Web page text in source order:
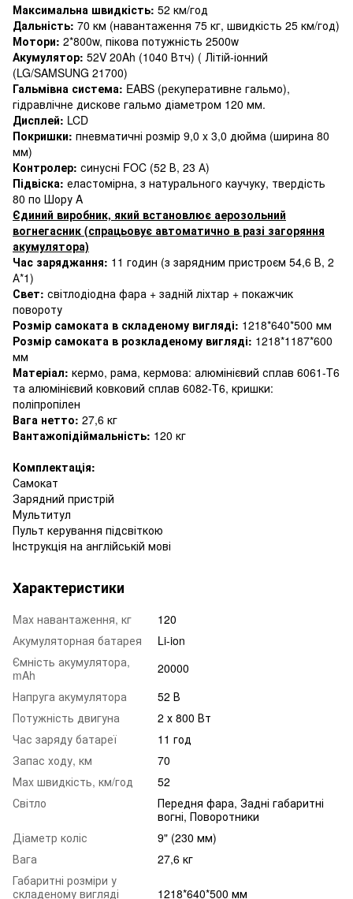
Максимальна швидкість: 52 км/год
Дальність: 70 км (навантаження 75 кг, швидкість 25 км/год)
Мотори: 2*800w, пікова потужність 2500w
Акумулятор: 52V 20Ah (1040 Втч) ( Літій-іонний
(LG/SAMSUNG 21700)
Гальмівна система: EABS (рекуперативне гальмо),
гідравлічне дискове гальмо діаметром 120 мм.
Дисплей: LCD
Покришки: пневматичні розмір 9,0 x 3,0 дюйма (ширина 80
мм)
Контролер: синусні FOC (52 В, 23 А)
Підвіска: еластомірна, з натурального каучуку, твердість
80 по Шору A
Єдиний виробник, який встановлює аерозольний
вогнегасник (спрацьовує автоматично в разі загоряння
акумулятора)
Час заряджання: 11 годин (з зарядним пристроєм 54,6 В, 2
А*1)
Свет: світлодіодна фара + задній ліхтар + покажчик
повороту
Розмір самоката в складеному вигляді: 1218*640*500 мм
Розмір самоката в розкладеному вигляді: 1218*1187*600
мм
Матеріал: кермо, рама, кермова: алюмінієвий сплав 6061-T6
та алюмінієвий ковковий сплав 6082-T6, кришки:
поліпропілен
Вага нетто: 27,6 кг
Вантажопідіймальність: 120 кг
Комплектація:
Самокат
Зарядний пристрій
Мультитул
Пульт керування підсвіткою
Інструкція на англійській мові
Характеристики
Mаx навантаження, кг
120
Акумуляторная батарея
Li-ion
Ємність акумулятора,
mAh
20000
Напруга акумулятора
52 В
Потужність двигуна
2 х 800 Вт
Час заряду батареї
11 год
Запас ходу, км
70
Маx швидкість, км/год
52
Світло
Передня фара, Задні габаритні
вогні, Поворотники
Діаметр коліс
9" (230 мм)
Вага
27,6 кг
Габаритні розміри у
складеному вигляді
1218*640*500 мм